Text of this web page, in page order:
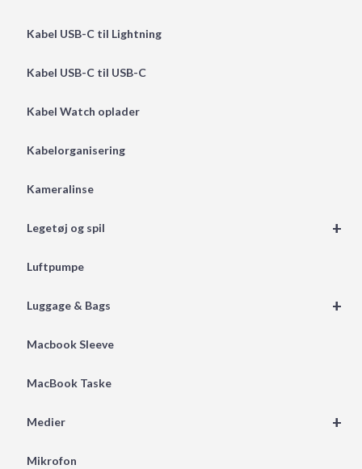
Kabel USB-C til Lightning
Kabel USB-C til USB-C
Kabel Watch oplader
Kabelorganisering
Kameralinse
+
Legetøj og spil
Luftpumpe
+
Luggage & Bags
Macbook Sleeve
MacBook Taske
+
Medier
Mikrofon